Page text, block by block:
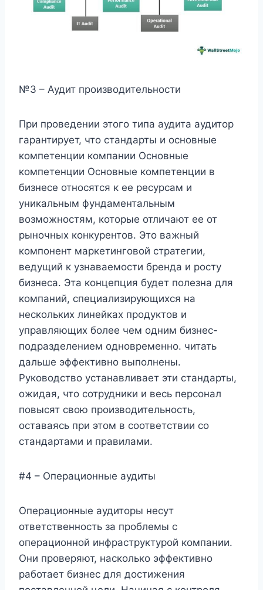
№3 – Аудит производительности
При проведении этого типа аудита аудитор
гарантирует, что стандарты и основные
компетенции компании Основные
компетенции Основные компетенции в
бизнесе относятся к ее ресурсам и
уникальным фундаментальным
возможностям, которые отличают ее от
рыночных конкурентов. Это важный
компонент маркетинговой стратегии,
ведущий к узнаваемости бренда и росту
бизнеса. Эта концепция будет полезна для
компаний, специализирующихся на
нескольких линейках продуктов и
управляющих более чем одним бизнес-
подразделением одновременно. читать
дальше эффективно выполнены.
Руководство устанавливает эти стандарты,
ожидая, что сотрудники и весь персонал
повысят свою производительность,
оставаясь при этом в соответствии со
стандартами и правилами.
#4 – Операционные аудиты
Операционные аудиторы несут
ответственность за проблемы с
операционной инфраструктурой компании.
Они проверяют, насколько эффективно
работает бизнес для достижения